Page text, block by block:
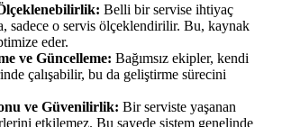
Belli bir servise ihtiyaç
sadece o servis ölçeklendirilir. Bu, kaynak
eder.
ve Güncelleme: Bağımsız ekipler, kendi
çalışabilir, bu da geliştirme sürecini
ve Güvenilirlik: Bir serviste yaşanan
etkilemez. Bu sayede sistem genelinde